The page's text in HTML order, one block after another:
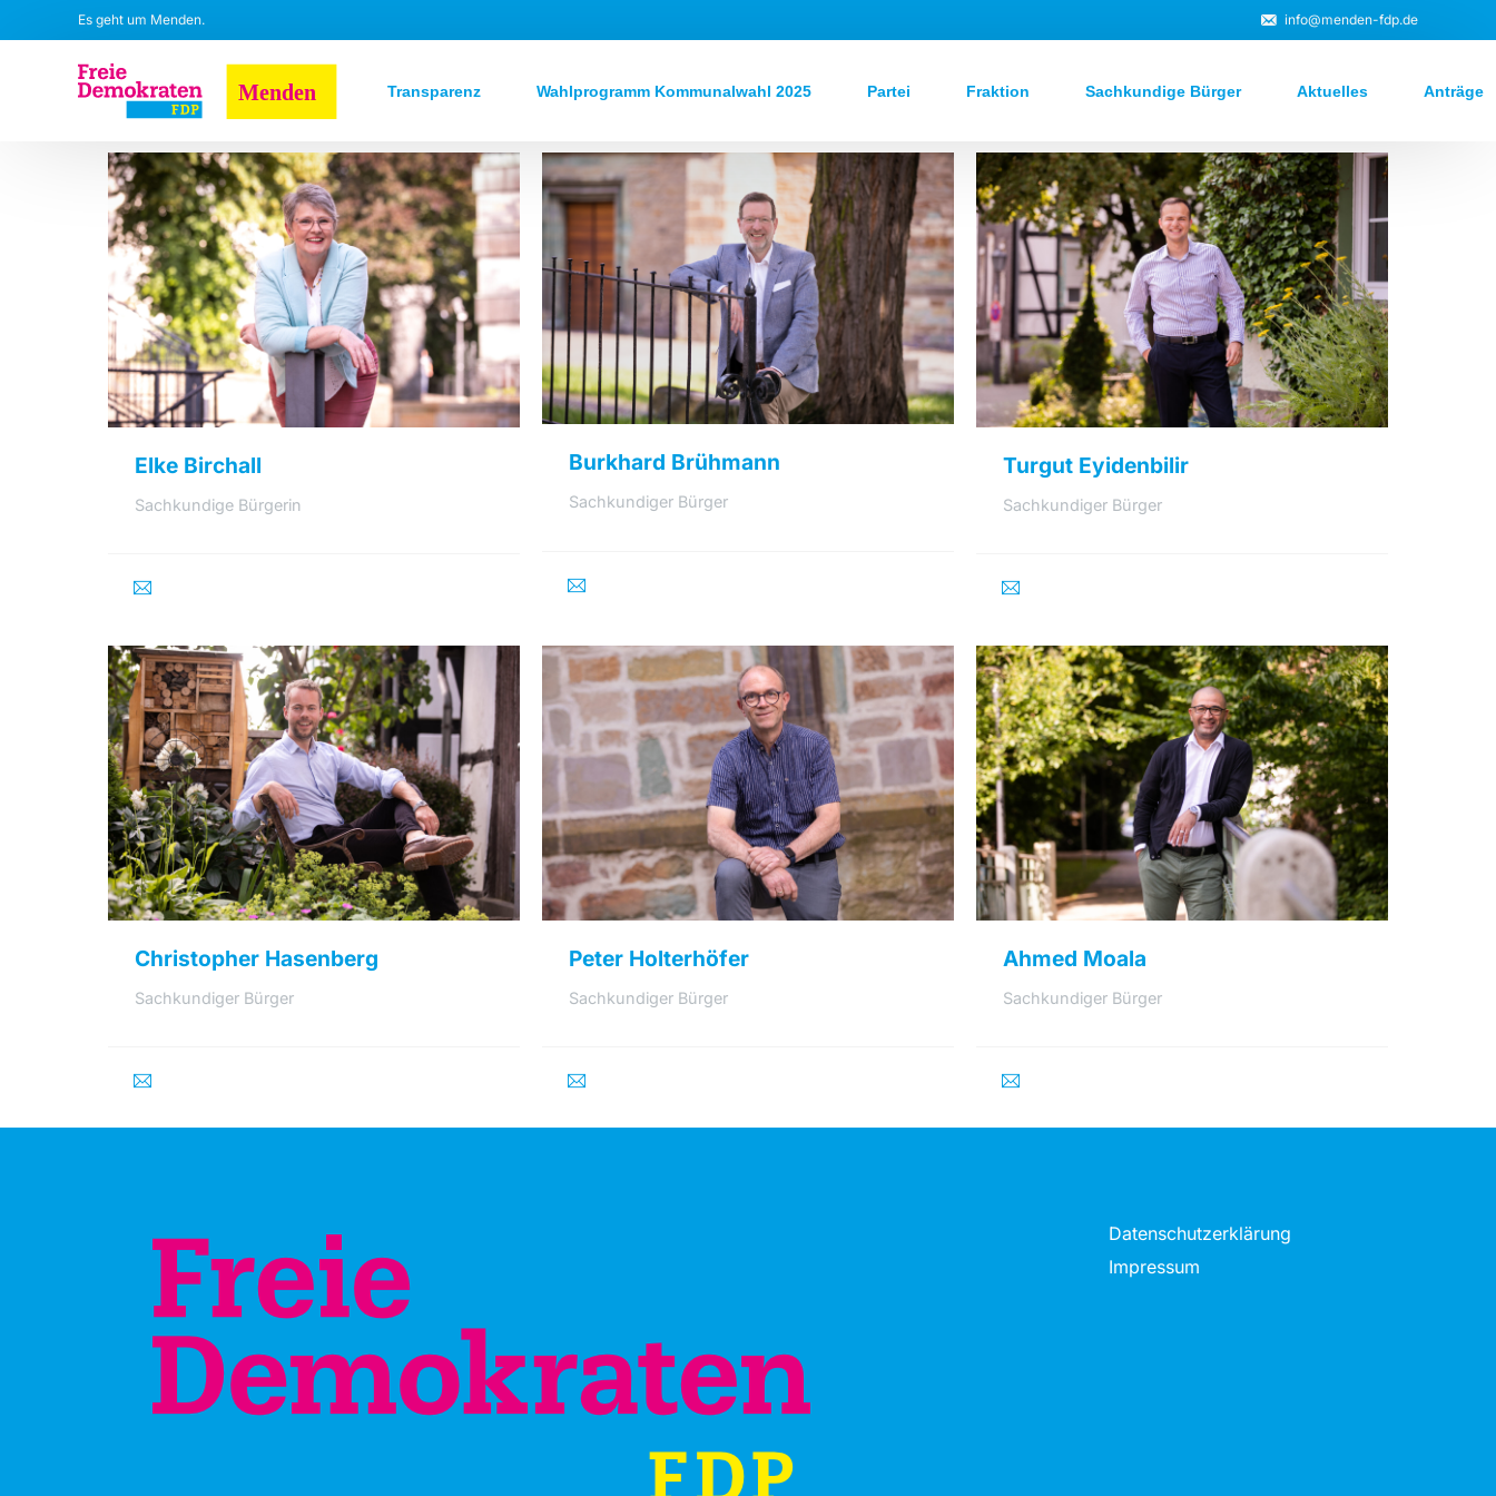
Es geht um Menden. info@menden-fdp.de
Transparenz Wahlprogramm Kommunalwahl 2025 Partei Fraktion Sachkundige Bürger Aktuelles Anträge
Elke Birchall
Sachkundige Bürgerin
Burkhard Brühmann
Sachkundiger Bürger
Turgut Eyidenbilir
Sachkundiger Bürger
Christopher Hasenberg
Sachkundiger Bürger
Peter Holterhöfer
Sachkundiger Bürger
Ahmed Moala
Sachkundiger Bürger
Datenschutzerklärung
Impressum